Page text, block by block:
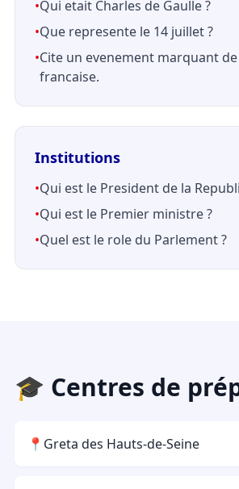
•Qui etait Charles de Gaulle ?
•Que represente le 14 juillet ?
•Cite un evenement marquant
francaise.
Institutions
•Qui est le President de la
•Qui est le Premier ministre ?
•Quel est le role du Parlement ?
🎓 Centres de
📍 Greta des Hauts-de-Seine